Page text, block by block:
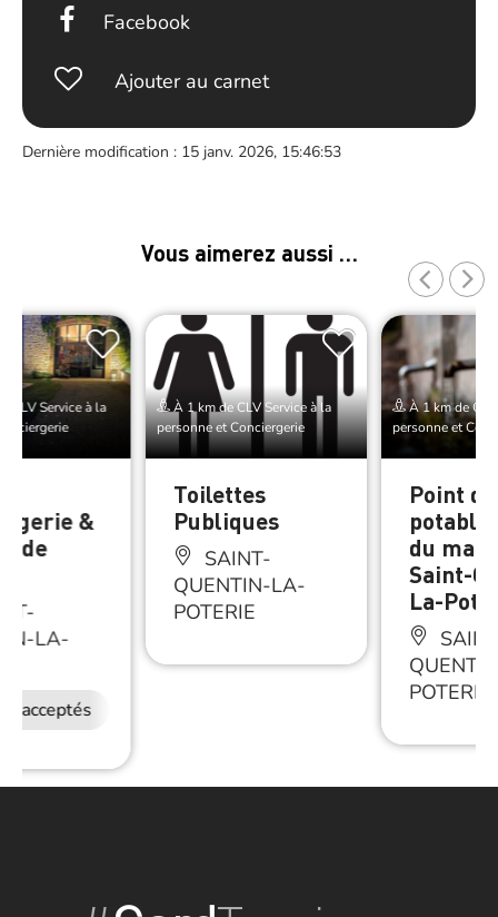
Facebook
Ajouter au carnet
Dernière modification : 15 janv. 2026, 15:46:53
Vous aimerez aussi …
CLV Service à la
&
de
LA-
acceptés
À 1 km de CLV Service à la
personne et Conciergerie
Toilettes
Publiques
SAINT-
QUENTIN-LA-
POTERIE
À 1 km de
personne et
Point
potable
du
Saint-
La-
POTERIE